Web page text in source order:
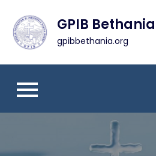
content
GPIB
gpibbethania.org